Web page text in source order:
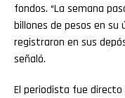
fondos. “La semana
billones de pesos en su
registraron en sus
señaló.
El periodista fue